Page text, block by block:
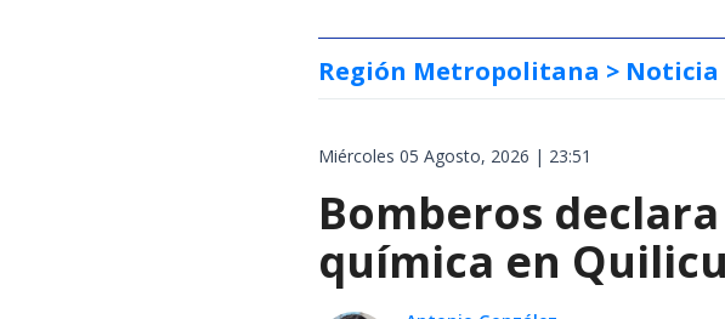
Región Metropolitana > Noticia
Miércoles 05 Agosto, 2026 | 23:51
Bomberos
química en